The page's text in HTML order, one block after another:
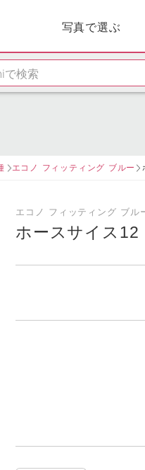
写真で選ぶ
エコノ フィッティング ブルー
エコノ フィッティング ブル
ホースサイス12